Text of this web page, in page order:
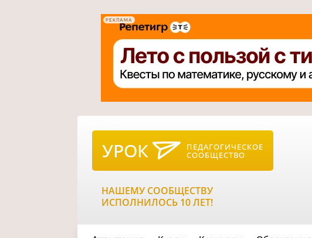
РЕКЛАМА
УРОК ПЕДАГОГИЧЕСКОЕ
СООБЩЕСТВО
НАШЕМУ СООБЩЕСТВУ
ИСПОЛНИЛОСЬ 10 ЛЕТ!